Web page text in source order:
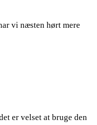
vi næsten hørt mere
er velset at bruge den